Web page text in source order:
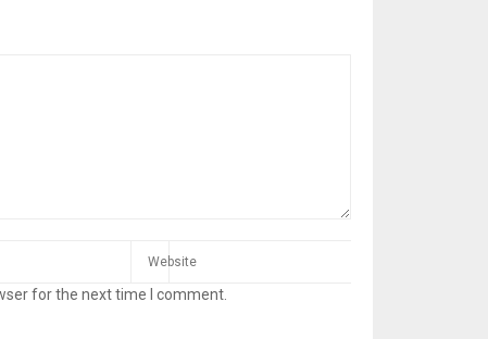
for the next time I comment.